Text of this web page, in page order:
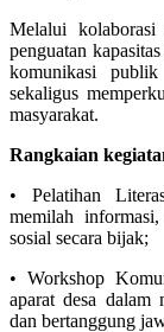
Melalui
penguatan
komunikasi
sekaligus
masyarakat.
Rangkaian
• Pelatihan
memilah
sosial secara bijak;
• Workshop
aparat desa dalam
dan bertanggung